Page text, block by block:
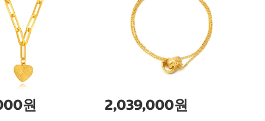
원 2,039,000원